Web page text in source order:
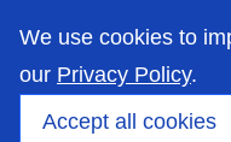
We use cookies to
our Privacy Policy.
Accept all cookies
main
content
市場 能力